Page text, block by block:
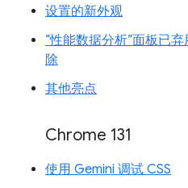
设置的新外观
“性能数据分析”面板已
除
其他亮点
Chrome 131
使用 Gemini 调试 CSS